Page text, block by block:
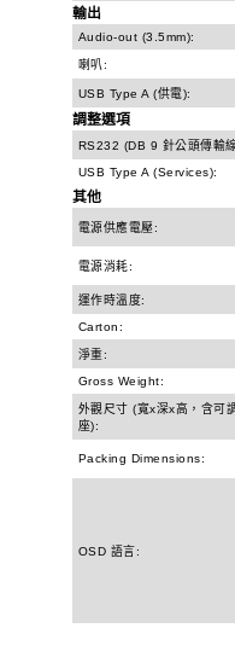
輸出
Audio-out (3.5mm):
喇叭:
USB Type A (供電):
調整選項
RS232 (DB 9 針公頭傳輸
USB Type A (Services):
其他
電源供應電壓:
電源消耗:
運作時溫度:
Carton:
淨重:
Gross Weight:
外觀尺寸 (寬x深x高，含可
座):
Packing Dimensions:
OSD 語言: